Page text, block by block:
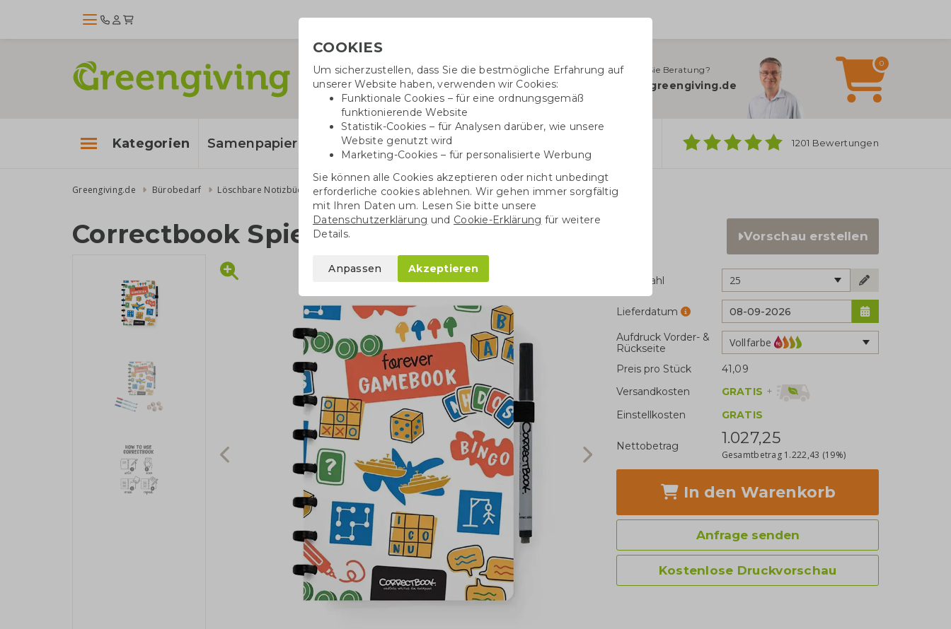
Benötigen Sie Beratung?
info@greengiving.de
0
Kategorien Samenpapier Baumwolltaschen 1201 Bewertungen
Greengiving.de Bürobedarf Löschbare Notizbücher Correctbook Spielbuch
Correctbook Spielbuch Vorschau erstellen
Stückzahl 25
Lieferdatum
Aufdruck Vorder- &
Rückseite
Vollfarbe
Preis pro Stück
41,09
Versandkosten
GRATIS +
Einstellkosten
GRATIS
Nettobetrag 1.027,25
Gesamtbetrag 1.222,43 (19%)
In den Warenkorb
Anfrage senden
Kostenlose Druckvorschau
COOKIES
Um sicherzustellen, dass Sie die bestmögliche Erfahrung auf
unserer Website haben, verwenden wir Cookies:
Funktionale Cookies – für eine ordnungsgemäß
funktionierende Website
Statistik-Cookies – für Analysen darüber, wie unsere
Website genutzt wird
Marketing-Cookies – für personalisierte Werbung
Sie können alle Cookies akzeptieren oder nicht unbedingt
erforderliche cookies ablehnen. Wir gehen immer sorgfältig
mit Ihren Daten um. Lesen Sie bitte unsere
Datenschutzerklärung und Cookie-Erklärung für weitere
Details.
Anpassen Akzeptieren